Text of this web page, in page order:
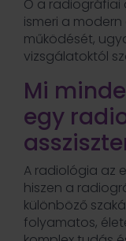
Ő a radiográfiai
ismeri a
működését,
vizsgálatoktól
Mi
egy
A radiológia az
hiszen a
különböző
folyamatos,